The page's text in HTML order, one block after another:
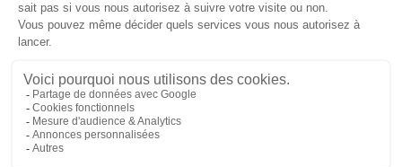
Localisation
Bavilliers
03.63.53.10.00
info90@carre-habitat.com